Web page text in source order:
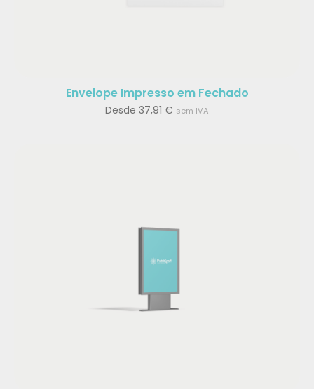
Envelope Impresso em Fechado
Desde 37,91 € sem IVA